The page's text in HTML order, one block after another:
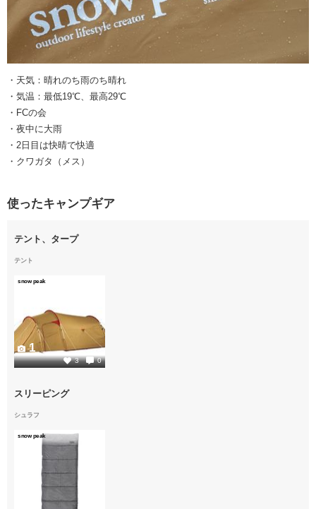
・天気：晴れのち雨のち晴れ
・気温：最低19℃、最高29℃
・FCの会
・夜中に大雨
・2日目は快晴で快適
・クワガタ（メス）
使ったキャンプギア
テント、タープ
テント
snow peak
3 0
1
スリーピング
シュラフ
snow peak